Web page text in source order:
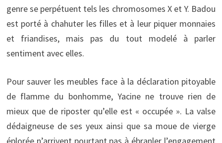
genre se perpétuent tels les chromosomes X et Y. Badou
est porté à chahuter les filles et à leur piquer monnaies
et friandises, mais pas du tout modelé à parler
sentiment avec elles.
Pour sauver les meubles face à la déclaration pitoyable
de flamme du bonhomme, Yacine ne trouve rien de
mieux que de riposter qu’elle est « occupée ». La valse
dédaigneuse de ses yeux ainsi que sa moue de vierge